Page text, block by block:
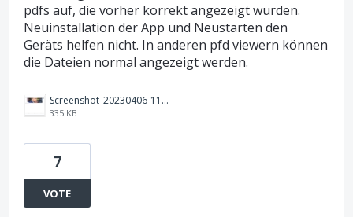
pdfs auf, die vorher korrekt angezeigt wurden.
Neuinstallation der App und Neustarten den
Geräts helfen nicht. In anderen pfd viewern können
die Dateien normal angezeigt werden.
Screenshot_20230406-113732_Adobe Acrobat.jpg
335 KB
7
VOTE